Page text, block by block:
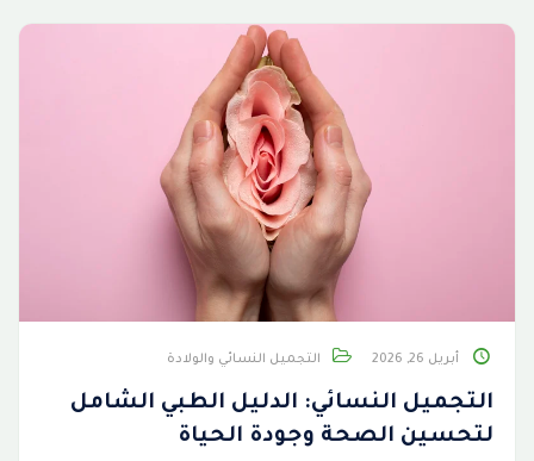
أبريل 26, 2026 التجميل النسائي والولادة
التجميل النسائي: الدليل الطبي الشامل
لتحسين الصحة وجودة الحياة